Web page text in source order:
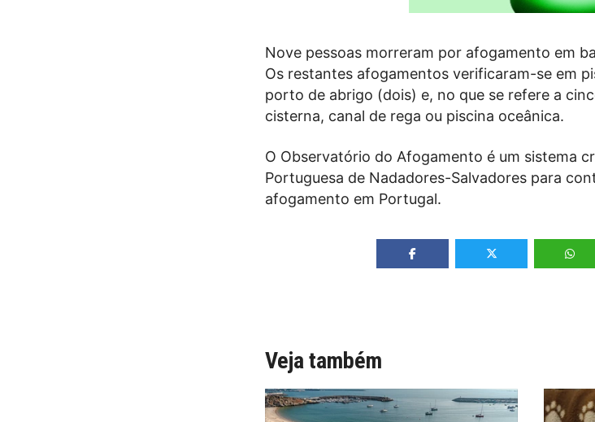
Nove pessoas morreram por afogamento em
Os restantes afogamentos verificaram-se em
porto de abrigo (dois) e, no que se refere a
cisterna, canal de rega ou piscina oceânica.
O Observatório do Afogamento é um sistema
Portuguesa de Nadadores-Salvadores para
afogamento em Portugal.
Veja também